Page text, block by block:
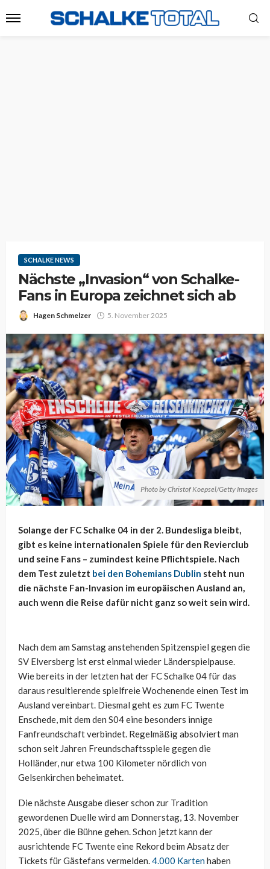
SCHALKE NEWS
Nächste „Invasion“ von Schalke-
Fans in Europa zeichnet sich ab
Hagen Schmelzer 5. November 2025
Photo by Christof Koepsel/Getty Images
Solange der FC Schalke 04 in der 2. Bundesliga bleibt,
gibt es keine internationalen Spiele für den Revierclub
und seine Fans – zumindest keine Pflichtspiele. Nach
dem Test zuletzt bei den Bohemians Dublin steht nun
die nächste Fan-Invasion im europäischen Ausland an,
auch wenn die Reise dafür nicht ganz so weit sein wird.
Nach dem am Samstag anstehenden Spitzenspiel gegen die
SV Elversberg ist erst einmal wieder Länderspielpause.
Wie bereits in der letzten hat der FC Schalke 04 für das
daraus resultierende spielfreie Wochenende einen Test im
Ausland vereinbart. Diesmal geht es zum FC Twente
Enschede, mit dem den S04 eine besonders innige
Fanfreundschaft verbindet. Regelmäßig absolviert man
schon seit Jahren Freundschaftsspiele gegen die
Holländer, nur etwa 100 Kilometer nördlich von
Gelsenkirchen beheimatet.
Die nächste Ausgabe dieser schon zur Tradition
gewordenen Duelle wird am Donnerstag, 13. November
2025, über die Bühne gehen. Schon jetzt kann der
ausrichtende FC Twente eine Rekord beim Absatz der
Tickets für Gästefans vermelden.4.000 Kartenhaben